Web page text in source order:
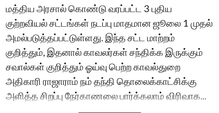
மத்திய அரசால் கொண்டு வரப்பட்ட 3 புதிய
குற்றவியல் சட்டங்கள் நடப்பு மாதமான ஜூலை 1 முதல்
அமல்படுத்தப்பட்டுள்ளது. இந்த சட்ட மாற்றம்
குறித்தும், இதனால் காவலர்கள் சந்திக்க இருக்கும்
சவால்கள் குறித்தும் ஓய்வு பெற்ற காவல்துறை
அதிகாரி ராஜாராம் நம் தந்தி தொலைக்காட்சிக்கு
அளித்த சிறப்பு நேர்காணலை பார்க்கலாம் விரிவாக...